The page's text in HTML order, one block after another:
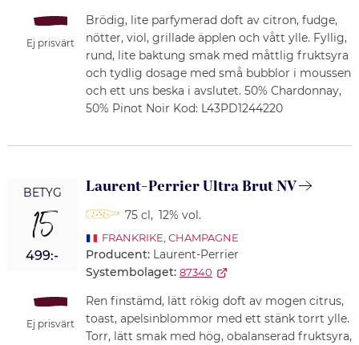
Ej prisvärt
Brödig, lite parfymerad doft av citron, fudge,
nötter, viol, grillade äpplen och vått ylle. Fyllig,
rund, lite baktung smak med måttlig fruktsyra
och tydlig dosage med små bubblor i moussen
och ett uns beska i avslutet. 50% Chardonnay,
50% Pinot Noir Kod: L43PD1244220
BETYG
15
499:-
Ej prisvärt
Laurent-Perrier Ultra Brut NV
75 cl, 12% vol.
FRANKRIKE CHAMPAGNE
Producent: Laurent-Perrier
Systembolaget: 87340
Ren finstämd, lätt rökig doft av mogen citrus,
toast, apelsinblommor med ett stänk torrt ylle.
Torr, lätt smak med hög, obalanserad fruktsyra,